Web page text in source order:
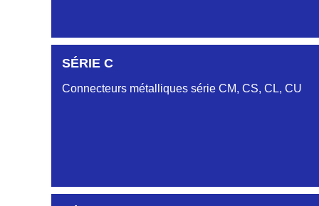
SÉRIE C
Connecteurs métalliques série CM, CS, CL, CU